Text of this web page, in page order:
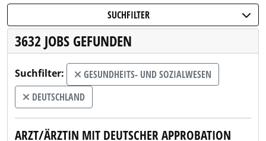
SUCHFILTER
3632 JOBS GEFUNDEN
Suchfilter:
GESUNDHEITS- UND SOZIALWESEN
DEUTSCHLAND
ARZT/ÄRZTIN MIT DEUTSCHER APPROBATION